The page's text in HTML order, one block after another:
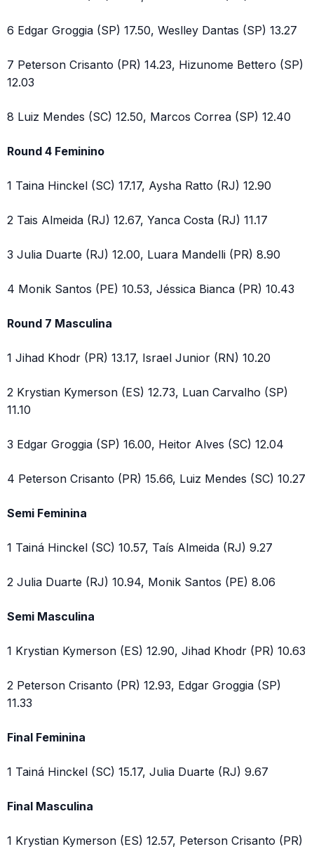
6 Edgar Groggia (SP) 17.50, Weslley Dantas (SP) 13.27
7 Peterson Crisanto (PR) 14.23, Hizunome Bettero (SP)
12.03
8 Luiz Mendes (SC) 12.50, Marcos Correa (SP) 12.40
Round 4 Feminino
1 Taina Hinckel (SC) 17.17, Aysha Ratto (RJ) 12.90
2 Tais Almeida (RJ) 12.67, Yanca Costa (RJ) 11.17
3 Julia Duarte (RJ) 12.00, Luara Mandelli (PR) 8.90
4 Monik Santos (PE) 10.53, Jéssica Bianca (PR) 10.43
Round 7 Masculina
1 Jihad Khodr (PR) 13.17, Israel Junior (RN) 10.20
2 Krystian Kymerson (ES) 12.73, Luan Carvalho (SP)
11.10
3 Edgar Groggia (SP) 16.00, Heitor Alves (SC) 12.04
4 Peterson Crisanto (PR) 15.66, Luiz Mendes (SC) 10.27
Semi Feminina
1 Tainá Hinckel (SC) 10.57, Taís Almeida (RJ) 9.27
2 Julia Duarte (RJ) 10.94, Monik Santos (PE) 8.06
Semi Masculina
1 Krystian Kymerson (ES) 12.90, Jihad Khodr (PR) 10.63
2 Peterson Crisanto (PR) 12.93, Edgar Groggia (SP)
11.33
Final Feminina
1 Tainá Hinckel (SC) 15.17, Julia Duarte (RJ) 9.67
Final Masculina
1 Krystian Kymerson (ES) 12.57, Peterson Crisanto (PR)